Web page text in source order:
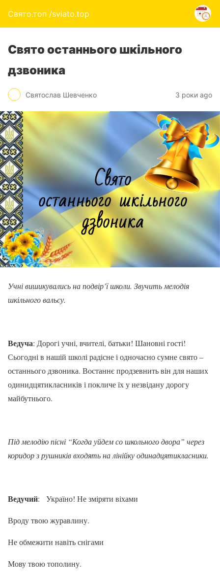
Свято.топ /sviato.top
Свято останнього шкільного
дзвоника
Святослав Шевченко 3 роки ago
Учні вишикувались на подвір’ї школи. Звучить мелодія
шкільного вальсу.
Ведуча: Дорогі учні, вчителі, батьки! Шановні гості!
Сьогодні в нашій школі радісне і одночасно сумне свято –
останнього дзвоника. Востаннє продзевнить він для наших
одинидцятикласників і покличе їх у незвідану дорогу
майбутнього.
Під мелодію пісні “Когда уйдем со школьного двора” через
коридор з рушників входять на лінійку одинадцятикласники.
Ведучий: Україно! Не зміряти віхами
Вроду твою журавлину.
Не обмежити навіть снігами
Мову твою тополину.